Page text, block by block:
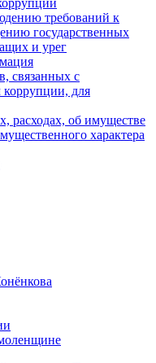
требований к
государственных
и урег
связанных с
коррупции, для
расходах, об имуществе
характера